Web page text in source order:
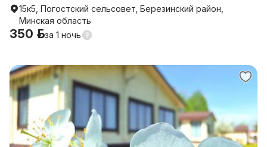
15к5, Погостский сельсовет, Березинский район,
Минская область
350 р.за 1 ночь